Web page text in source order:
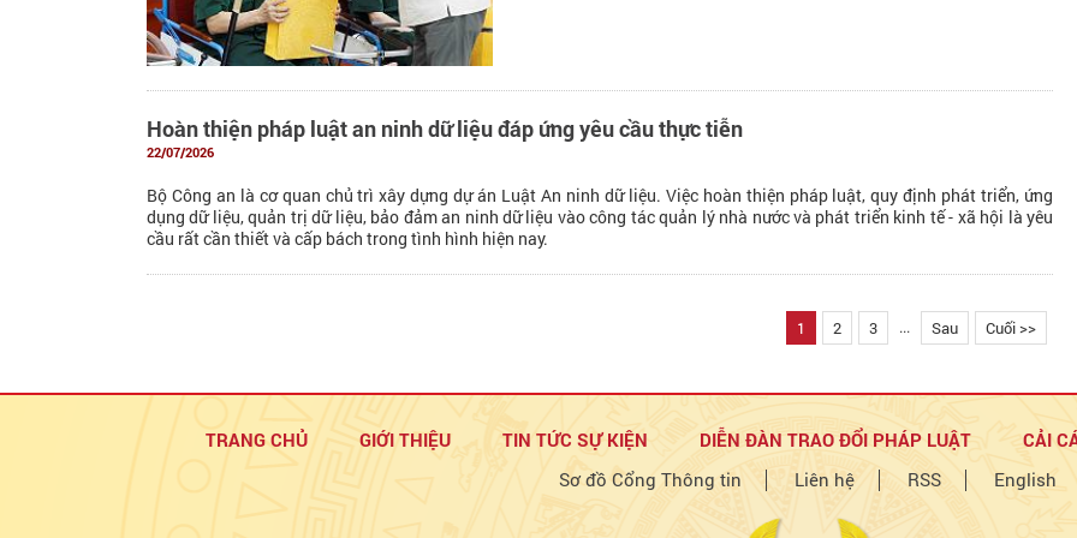
Hoàn thiện pháp luật an ninh dữ liệu đáp ứng yêu cầu thực tiễn
22/07/2026
Bộ Công an là cơ quan chủ trì xây dựng dự án Luật An ninh dữ liệu. Việc hoàn thiện pháp luật, quy định phát triển, ứng
dụng dữ liệu, quản trị dữ liệu, bảo đảm an ninh dữ liệu vào công tác quản lý nhà nước và phát triển kinh tế - xã hội là yêu
cầu rất cần thiết và cấp bách trong tình hình hiện nay.
1 2 3 ... Sau Cuối >>
TRANG CHỦ GIỚI THIỆU TIN TỨC SỰ KIỆN DIỄN ĐÀN TRAO ĐỔI PHÁP LUẬT CẢI
Sơ đồ Cổng Thông tin
Liên hệ RSS English